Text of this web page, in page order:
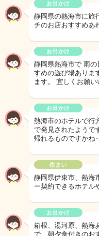
お出かけ
静岡県の熱海市に旅
チのお店おすすめあ
お出かけ
静岡県熱海市で 雨
すめの遊び場ありま
ます。 宜しくお願い
お出かけ
熱海市のホテルで行
で発見されたようで
帰れるものですか
住まい
静岡県伊東市、熱海
ー契約できるホテル
お出かけ
箱根、湯河原、熱海
で、朝夕食付きのお